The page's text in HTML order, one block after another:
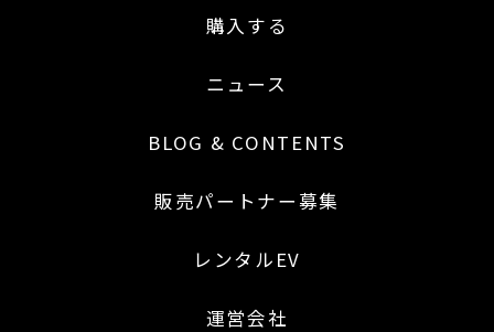
購入する
ニュース
BLOG & CONTENTS
販売パートナー募集
レンタルEV
運営会社